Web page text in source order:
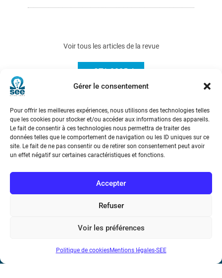
Gérer le consentement
Pour offrir les meilleures expériences, nous utilisons des technologies telles
que les cookies pour stocker et/ou accéder aux informations des appareils.
Le fait de consentir à ces technologies nous permettra de traiter des
données telles que le comportement de navigation ou les ID uniques sur ce
site. Le fait de ne pas consentir ou de retirer son consentement peut avoir
un effet négatif sur certaines caractéristiques et fonctions.
Accepter
Refuser
Voir les préférences
Politique de cookiesMentions légales-SEE
Voir tous les articles de la revue
e-STA 2005-4
Société de l’Electricité, de l’Electronique et des Technologies
de l’Information et de la Communication
17 rue de l’Amiral Hamelin75116 Paris